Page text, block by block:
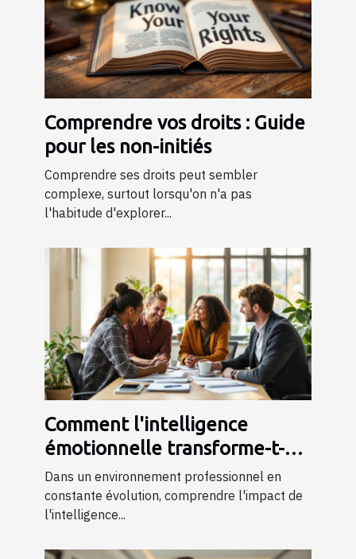
Comprendre vos droits : Guide
pour les non-initiés
Comprendre ses droits peut sembler
complexe, surtout lorsqu'on n'a pas
l'habitude d'explorer...
Comment l'intelligence
émotionnelle transforme-t-
elle les dynamiques de travail
?
Dans un environnement professionnel en
constante évolution, comprendre l'impact de
l'intelligence...